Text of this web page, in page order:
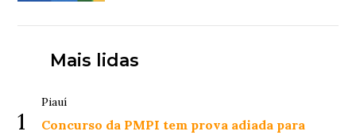
Mais lidas
1
Piauí
Concurso da PMPI tem prova adiada para